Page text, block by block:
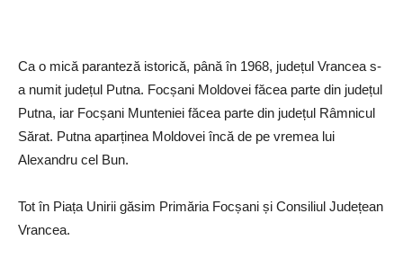
Ca o mică paranteză istorică, până în 1968, județul Vrancea s-
a numit județul Putna. Focșani Moldovei făcea parte din județul
Putna, iar Focșani Munteniei făcea parte din județul Râmnicul
Sărat. Putna aparținea Moldovei încă de pe vremea lui
Alexandru cel Bun.
Tot în Piața Unirii găsim Primăria Focșani și Consiliul Județean
Vrancea.